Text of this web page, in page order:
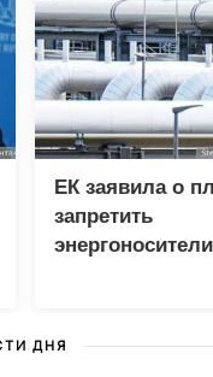
ЕК заявила о
запретить
ДНЯ